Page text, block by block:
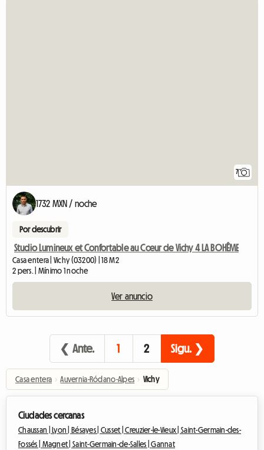
7
1732 MXN / noche
Por descubrir
Studio Lumineux et Confortable au Cœur de Vichy 4 LA BOHÊME
Casa entera | Vichy (03200) | 18 M2
2 pers. | Mínimo 1 noche
Ver anuncio
❮ Ante. 1 2 Sigu. ❯
Casa entera › Auvernia-Ródano-Alpes › Vichy
Ciudades cercanas
Chaussan | Lyon | Bésayes | Cusset |Creuzier-le-Vieux |Saint-Germain-des-
Fossés | Magnet |Saint-Germain-de-Salles |Gannat